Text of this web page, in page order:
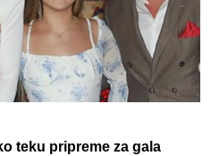
teku pripreme za gala